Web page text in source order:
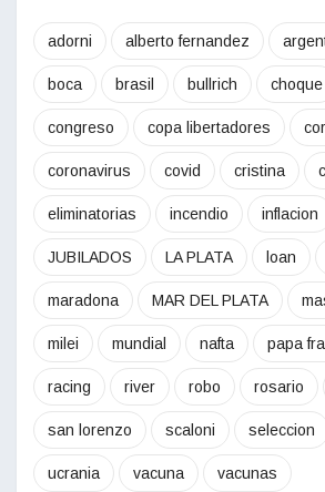
adorni alberto fernandez
boca brasil bullrich choque
congreso copa libertadores
coronavirus covid cristina
eliminatorias incendio inflacion
JUBILADOS LA PLATA loan
maradona MAR DEL PLATA
milei mundial nafta papa
racing river robo rosario
san lorenzo scaloni seleccion
ucrania vacuna vacunas